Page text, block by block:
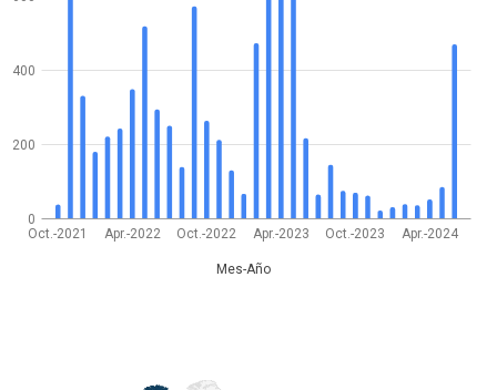
Oct.-2021 Apr.-2022 Oct.-2022 Apr.-2023 Oct.-2023 Apr.-2024
Mes-Año
0
200
400